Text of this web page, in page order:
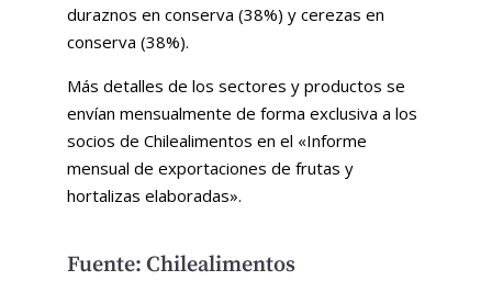
duraznos en conserva (38%) y cerezas en
conserva (38%).
Más detalles de los sectores y productos se
envían mensualmente de forma exclusiva a los
socios de Chilealimentos en el «Informe
mensual de exportaciones de frutas y
hortalizas elaboradas».
Fuente: Chilealimentos